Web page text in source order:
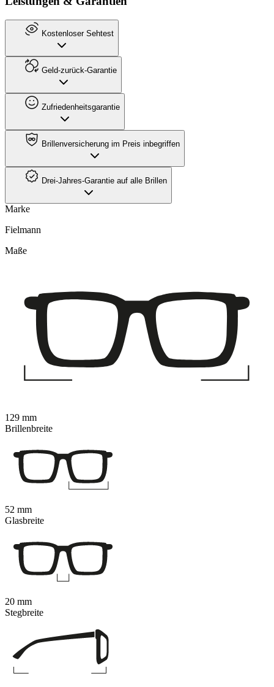
Kostenloser Sehtest
Geld-zurück-Garantie
Zufriedenheitsgarantie
Brillenversicherung im Preis inbegriffen
Drei-Jahres-Garantie auf alle Brillen
Marke
Fielmann
Maße
129 mm
Brillenbreite
52 mm
Glasbreite
20 mm
Stegbreite